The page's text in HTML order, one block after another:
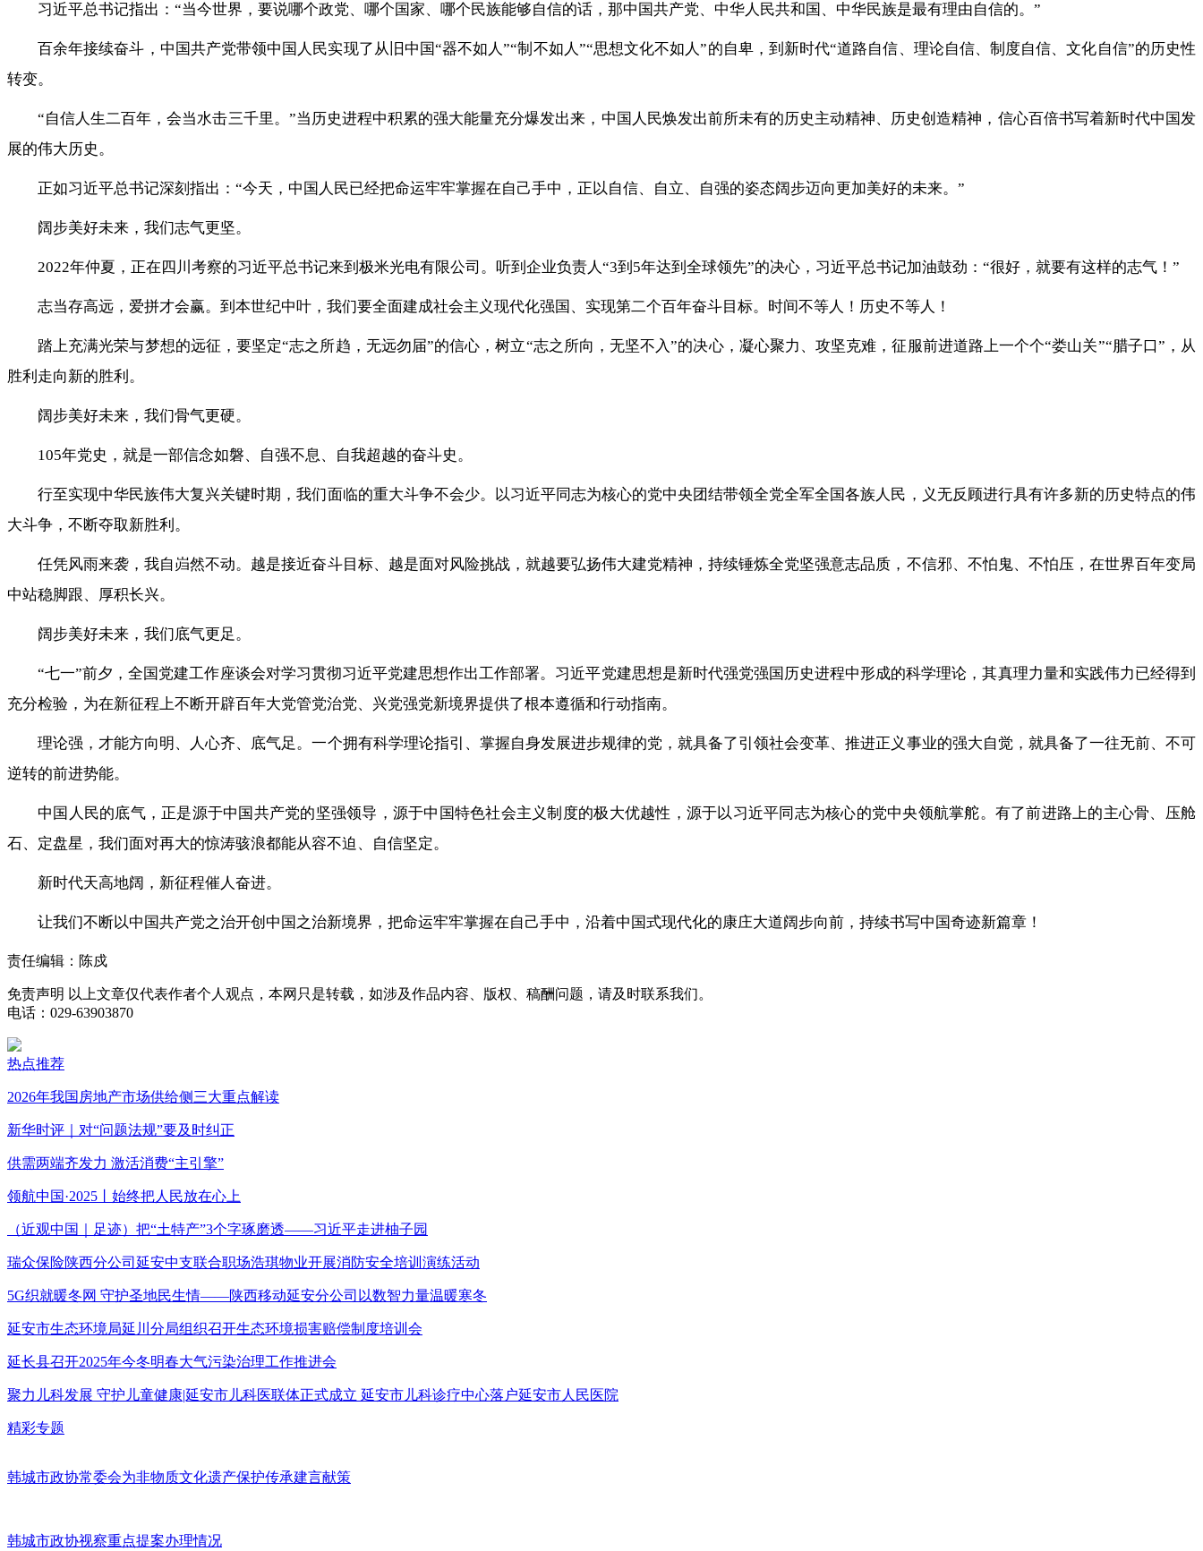
习近平总书记指出：“当今世界，要说哪个政党、哪个国家、哪个民族能够自信的话，那中国共产党、中华人民共和国、中华民族是最有理由自信的。”
百余年接续奋斗，中国共产党带领中国人民实现了从旧中国“器不如人”“制不如人”“思想文化不如人”的自卑，到新时代“道路自信、理论自信、制度自信、文化自信”的历史性
转变。
“自信人生二百年，会当水击三千里。”当历史进程中积累的强大能量充分爆发出来，中国人民焕发出前所未有的历史主动精神、历史创造精神，信心百倍书写着新时代中国发
展的伟大历史。
正如习近平总书记深刻指出：“今天，中国人民已经把命运牢牢掌握在自己手中，正以自信、自立、自强的姿态阔步迈向更加美好的未来。”
阔步美好未来，我们志气更坚。
2022年仲夏，正在四川考察的习近平总书记来到极米光电有限公司。听到企业负责人“3到5年达到全球领先”的决心，习近平总书记加油鼓劲：“很好，就要有这样的志气！”
志当存高远，爱拼才会赢。到本世纪中叶，我们要全面建成社会主义现代化强国、实现第二个百年奋斗目标。时间不等人！历史不等人！
踏上充满光荣与梦想的远征，要坚定“志之所趋，无远勿届”的信心，树立“志之所向，无坚不入”的决心，凝心聚力、攻坚克难，征服前进道路上一个个“娄山关”“腊子口”，从
胜利走向新的胜利。
阔步美好未来，我们骨气更硬。
105年党史，就是一部信念如磐、自强不息、自我超越的奋斗史。
行至实现中华民族伟大复兴关键时期，我们面临的重大斗争不会少。以习近平同志为核心的党中央团结带领全党全军全国各族人民，义无反顾进行具有许多新的历史特点的伟
大斗争，不断夺取新胜利。
任凭风雨来袭，我自岿然不动。越是接近奋斗目标、越是面对风险挑战，就越要弘扬伟大建党精神，持续锤炼全党坚强意志品质，不信邪、不怕鬼、不怕压，在世界百年变局
中站稳脚跟、厚积长兴。
阔步美好未来，我们底气更足。
“七一”前夕，全国党建工作座谈会对学习贯彻习近平党建思想作出工作部署。习近平党建思想是新时代强党强国历史进程中形成的科学理论，其真理力量和实践伟力已经得到
充分检验，为在新征程上不断开辟百年大党管党治党、兴党强党新境界提供了根本遵循和行动指南。
理论强，才能方向明、人心齐、底气足。一个拥有科学理论指引、掌握自身发展进步规律的党，就具备了引领社会变革、推进正义事业的强大自觉，就具备了一往无前、不可
逆转的前进势能。
中国人民的底气，正是源于中国共产党的坚强领导，源于中国特色社会主义制度的极大优越性，源于以习近平同志为核心的党中央领航掌舵。有了前进路上的主心骨、压舱
石、定盘星，我们面对再大的惊涛骇浪都能从容不迫、自信坚定。
新时代天高地阔，新征程催人奋进。
让我们不断以中国共产党之治开创中国之治新境界，把命运牢牢掌握在自己手中，沿着中国式现代化的康庄大道阔步向前，持续书写中国奇迹新篇章！
责任编辑：陈戍
免责声明 以上文章仅代表作者个人观点，本网只是转载，如涉及作品内容、版权、稿酬问题，请及时联系我们。
电话：029-63903870
热点推荐
2026年我国房地产市场供给侧三大重点解读
新华时评｜对“问题法规”要及时纠正
供需两端齐发力 激活消费“主引擎”
领航中国·2025丨始终把人民放在心上
（近观中国｜足迹）把“土特产”3个字琢磨透——习近平走进柚子园
瑞众保险陕西分公司延安中支联合职场浩琪物业开展消防安全培训演练活动
5G织就暖冬网 守护圣地民生情——陕西移动延安分公司以数智力量温暖寒冬
延安市生态环境局延川分局组织召开生态环境损害赔偿制度培训会
延长县召开2025年今冬明春大气污染治理工作推进会
聚力儿科发展 守护儿童健康|延安市儿科医联体正式成立 延安市儿科诊疗中心落户延安市人民医院
精彩专题
韩城市政协常委会为非物质文化遗产保护传承建言献策
韩城市政协视察重点提案办理情况